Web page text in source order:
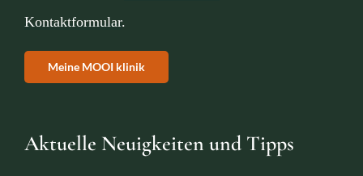
Kontaktformular.
Meine MOOI klinik
Aktuelle Neuigkeiten und Tipps